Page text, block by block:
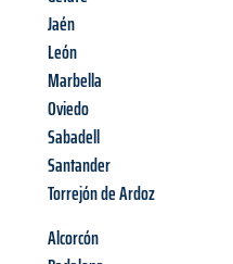
Jaén
León
Marbella
Oviedo
Sabadell
Santander
Torrejón de Ardoz
Alcorcón